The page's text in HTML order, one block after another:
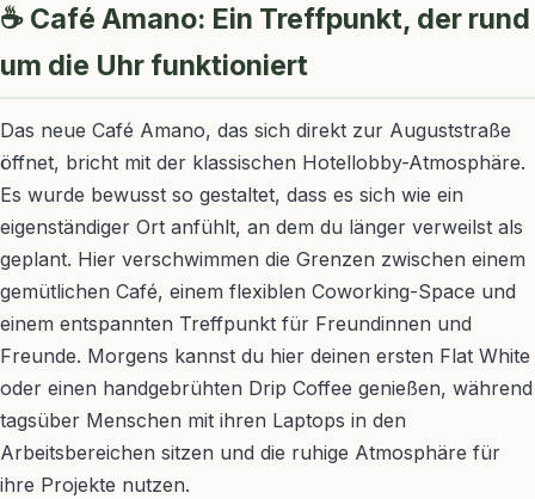
☕ Café Amano: Ein Treffpunkt, der rund
um die Uhr funktioniert
Das neue Café Amano, das sich direkt zur Auguststraße
öffnet, bricht mit der klassischen Hotellobby-Atmosphäre.
Es wurde bewusst so gestaltet, dass es sich wie ein
eigenständiger Ort anfühlt, an dem du länger verweilst als
geplant. Hier verschwimmen die Grenzen zwischen einem
gemütlichen Café, einem flexiblen Coworking-Space und
einem entspannten Treffpunkt für Freundinnen und
Freunde. Morgens kannst du hier deinen ersten Flat White
oder einen handgebrühten Drip Coffee genießen, während
tagsüber Menschen mit ihren Laptops in den
Arbeitsbereichen sitzen und die ruhige Atmosphäre für
ihre Projekte nutzen.